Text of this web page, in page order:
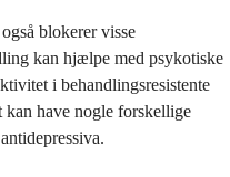
blokerer visse
kan hjælpe med psykotiske
i behandlingsresistente
have nogle forskellige